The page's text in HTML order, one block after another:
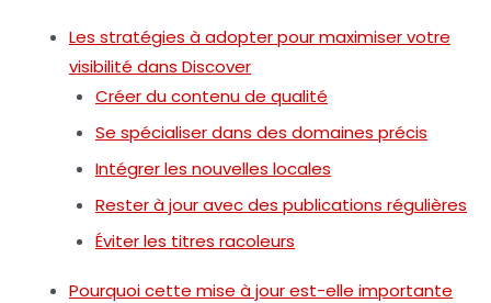
Les stratégies à adopter pour maximiser votre
visibilité dans Discover
Créer du contenu de qualité
Se spécialiser dans des domaines précis
Intégrer les nouvelles locales
Rester à jour avec des publications régulières
Éviter les titres racoleurs
Pourquoi cette mise à jour est-elle importante